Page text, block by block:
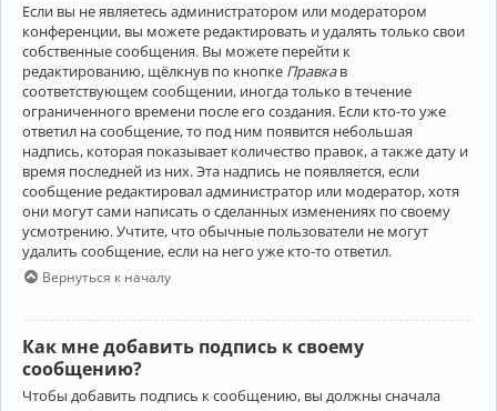
Если вы не являетесь администратором или модератором
конференции, вы можете редактировать и удалять только свои
собственные сообщения. Вы можете перейти к
редактированию, щёлкнув по кнопке Правкав
соответствующем сообщении, иногда только в течение
ограниченного времени после его создания. Если кто-то уже
ответил на сообщение, то под ним появится небольшая
надпись, которая показывает количество правок, а также дату и
время последней из них. Эта надпись не появляется, если
сообщение редактировал администратор или модератор, хотя
они могут сами написать о сделанных изменениях по своему
усмотрению. Учтите, что обычные пользователи не могут
удалить сообщение, если на него уже кто-то ответил.
Вернуться к началу
Как мне добавить подпись к своему
сообщению?
Чтобы добавить подпись к сообщению, вы должны сначала